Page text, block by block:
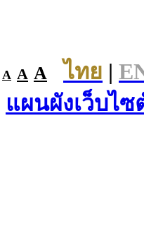
A A A ไทย |
แผนผังเว็บไซ